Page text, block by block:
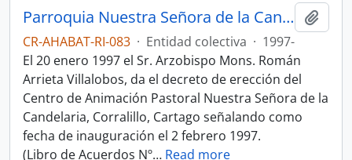
Parroquia Nuestra Señora de la Candelaria (Cartago)
CR-AHABAT-RI-083 · Entidad colectiva · 1997-
El 20 enero 1997 el Sr. Arzobispo Mons. Román
Arrieta Villalobos, da el decreto de erección del
Centro de Animación Pastoral Nuestra Señora de la
Candelaria, Corralillo, Cartago señalando como
fecha de inauguración el 2 febrero 1997.
(Libro de Acuerdos Nº… Read more